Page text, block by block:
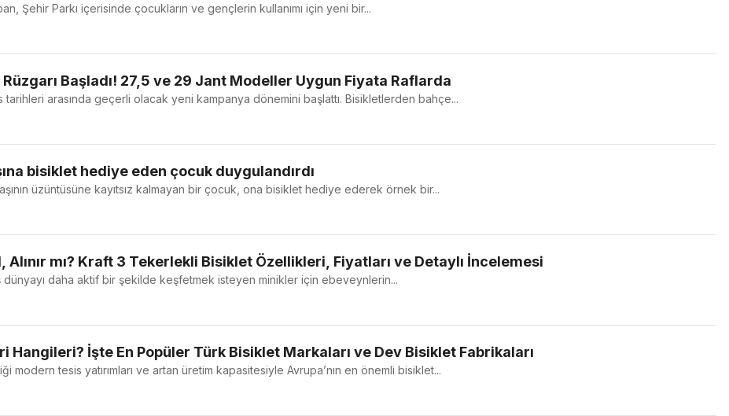
Şehir Parkı içerisinde çocukların ve gençlerin kullanımı için yeni bir...
Başladı! 27,5 ve 29 Jant Modeller Uygun Fiyata Raflarda
arasında geçerli olacak yeni kampanya dönemini başlattı. Bisikletlerden bahçe...
bisiklet hediye eden çocuk duygulandırdı
üzüntüsüne kayıtsız kalmayan bir çocuk, ona bisiklet hediye ederek örnek bir...
Alınır mı? Kraft 3 Tekerlekli Bisiklet Özellikleri, Fiyatları ve Detaylı İncelemesi
dünyayı daha aktif bir şekilde keşfetmek isteyen minikler için ebeveynlerin...
Hangileri? İşte En Popüler Türk Bisiklet Markaları ve Dev Bisiklet Fabrikaları
modern tesis yatırımları ve artan üretim kapasitesiyle Avrupa’nın en önemli bisiklet...